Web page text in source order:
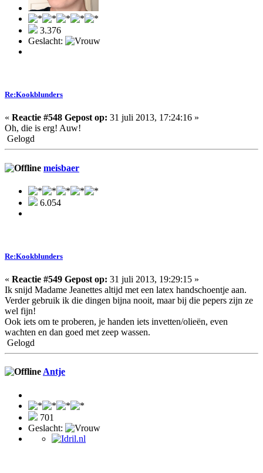
3.376
Geslacht:
Re:Kookblunders
« Reactie #548 Gepost op: 31 juli 2013, 17:24:16 »
Oh, die is erg! Auw!
Gelogd
meisbaer
6.054
Re:Kookblunders
« Reactie #549 Gepost op: 31 juli 2013, 19:29:15 »
Ik snijd Madame Jeanettes altijd met een latex handschoentje aan.
Verder gebruik ik die dingen bijna nooit, maar bij die pepers zijn ze
wel fijn!
Ook iets om te proberen, je handen iets invetten/olieën, even
wachten en dan goed met zeep wassen.
Gelogd
Antje
701
Geslacht: